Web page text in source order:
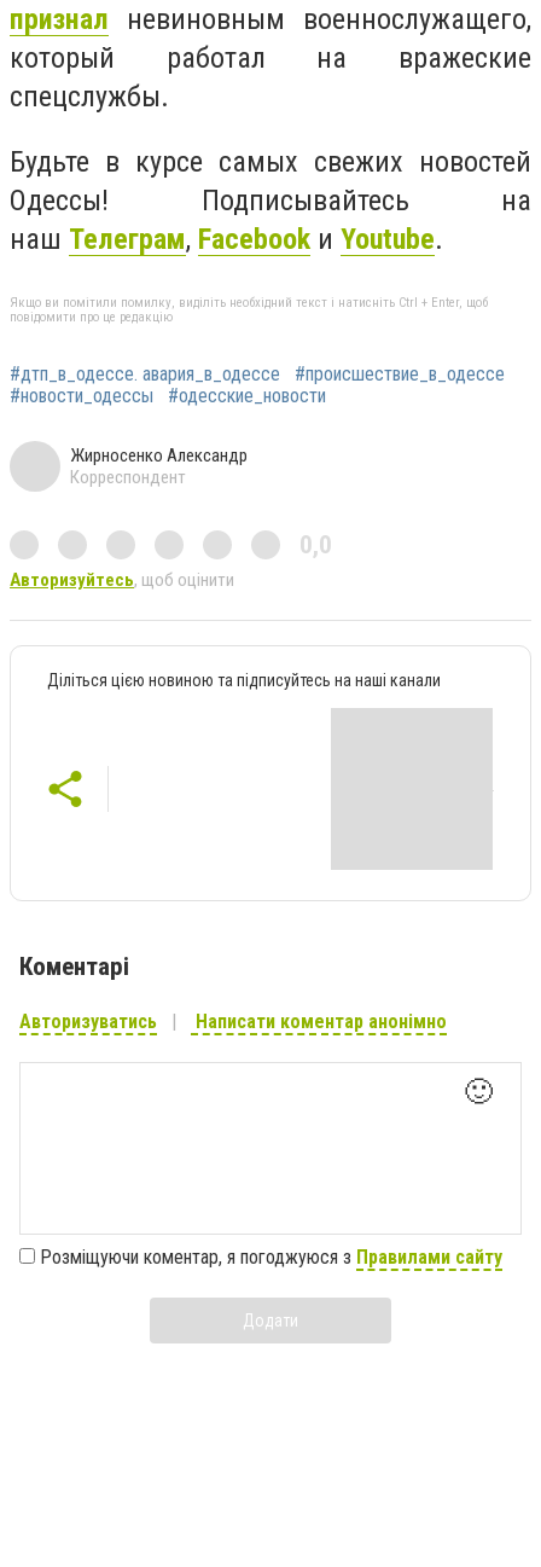
признал невиновным военнослужащего,
который работал на вражеские
спецслужбы.
Будьте в курсе самых свежих новостей
Одессы! Подписывайтесь на
наш Телеграм, Facebook и Youtube.
Якщо ви помітили помилку, виділіть необхідний текст і натисніть Ctrl + Enter, щоб
повідомити про це редакцію
#дтп_в_одессе. авария_в_одессе
#происшествие_в_одессе
#новости_одессы
#одесские_новости
Жирносенко Александр
Корреспондент
0,0
Авторизуйтесь, щоб оцінити
Діліться цією новиною та підписуйтесь на наші канали
Коментарі
Авторизуватись Написати коментар анонімно
🙂
Розміщуючи коментар, я погоджуюся з Правилами сайту
Додати